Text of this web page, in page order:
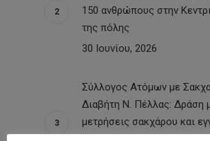
150 ανθρώπους στην
της πόλης
30 Ιουνίου, 2026
Σύλλογος Ατόμων με
Διαβήτη Ν. Πέλλας: Δράση
μετρήσεις σακχάρου και